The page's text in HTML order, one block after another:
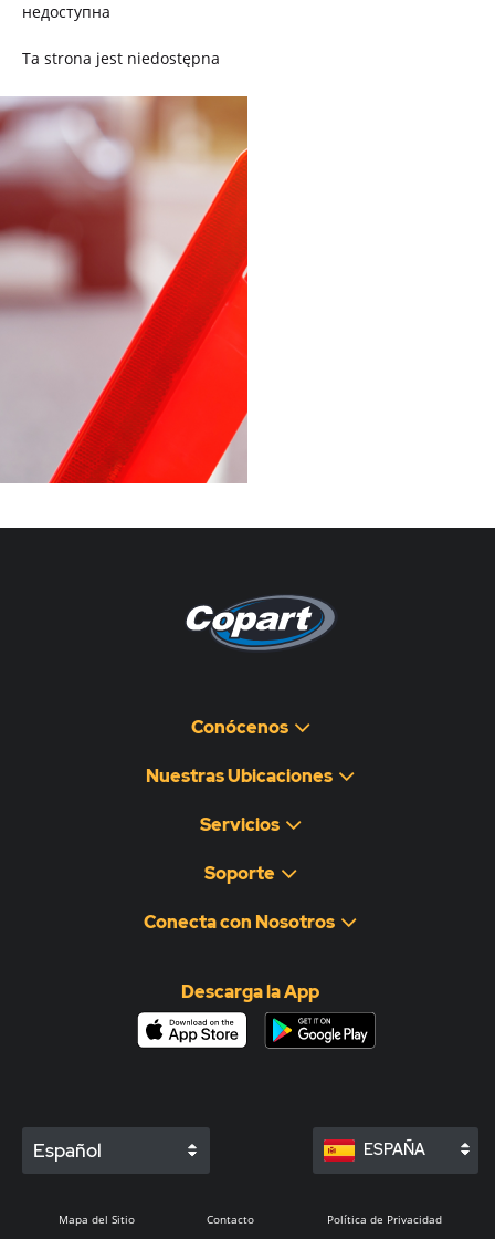
недоступна
Ta strona jest niedostępna
Trang này không có
Esta página não está
disponível
このページは現在利用できま
せん
Pagina non disponibile
هذه الصفحة غير متوفرة
Conócenos
Nuestras Ubicaciones
Servicios
Soporte
Conecta con Nosotros
Descarga la App
Español ESPAÑA
Mapa del Sitio Contacto Política de Privacidad